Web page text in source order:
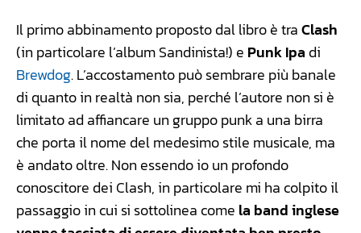
Il primo abbinamento proposto dal libro è traClash
(in particolare l’album Sandinista!) e Punk Ipa di
Brewdog. L’accostamento può sembrare più banale
di quanto in realtà non sia, perché l’autore non si è
limitato ad affiancare un gruppo punk a una birra
che porta il nome del medesimo stile musicale, ma
è andato oltre. Non essendo io un profondo
conoscitore dei Clash, in particolare mi ha colpito il
passaggio in cui si sottolinea come la band inglese